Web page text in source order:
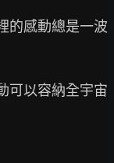
的感動總是一波
可以容納全宇宙